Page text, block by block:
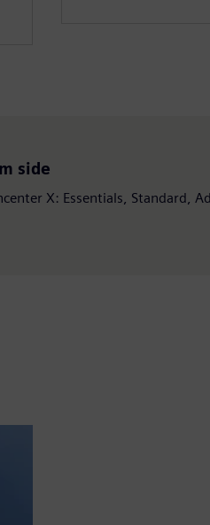
side
X: Essentials, Standard,